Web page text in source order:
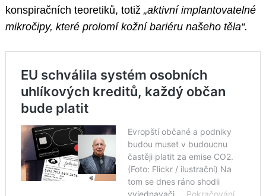
konspiračních teoretiků, totiž „aktivní implantovatelné
mikročipy, které prolomí kožní bariéru našeho těla“.